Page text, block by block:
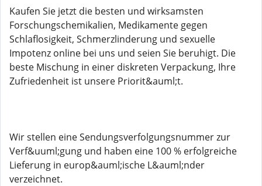
Kaufen Sie jetzt die besten und wirksamsten
Forschungschemikalien, Medikamente gegen
Schlaflosigkeit, Schmerzlinderung und sexuelle
Impotenz online bei uns und seien Sie beruhigt. Die
beste Mischung in einer diskreten Verpackung, Ihre
Zufriedenheit ist unsere Priorit&auml;t.
Wir stellen eine Sendungsverfolgungsnummer zur
Verf&uuml;gung und haben eine 100 % erfolgreiche
Lieferung in europ&auml;ische L&auml;nder
verzeichnet.